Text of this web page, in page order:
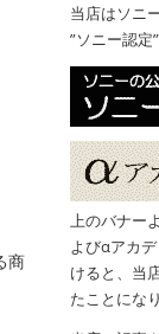
商
当店はソニ
”ソニー認定
上のバナー
よびαアカ
けると、当
たことにな